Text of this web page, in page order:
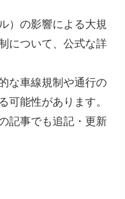
）の影響による大規
について、公式な詳
な車線規制や通行の
可能性があります。
記事でも追記・更新